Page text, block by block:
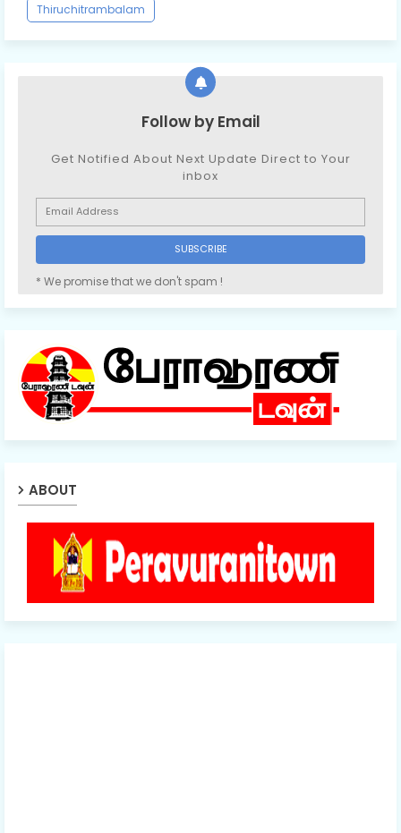
Thiruchitrambalam
Follow by Email
Get Notified About Next Update Direct to Your
inbox
* We promise that we don't spam !
ABOUT